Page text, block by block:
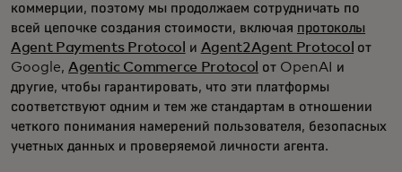
коммерции, поэтому мы продолжаем сотрудничать по
всей цепочке создания стоимости, включая протоколы
Agent Payments Protocol
и Agent2Agent Protocol от
Google, Agentic Commerce Protocol от OpenAI и
другие, чтобы гарантировать, что эти платформы
соответствуют одним и тем же стандартам в отношении
четкого понимания намерений пользователя, безопасных
учетных данных и проверяемой личности агента.